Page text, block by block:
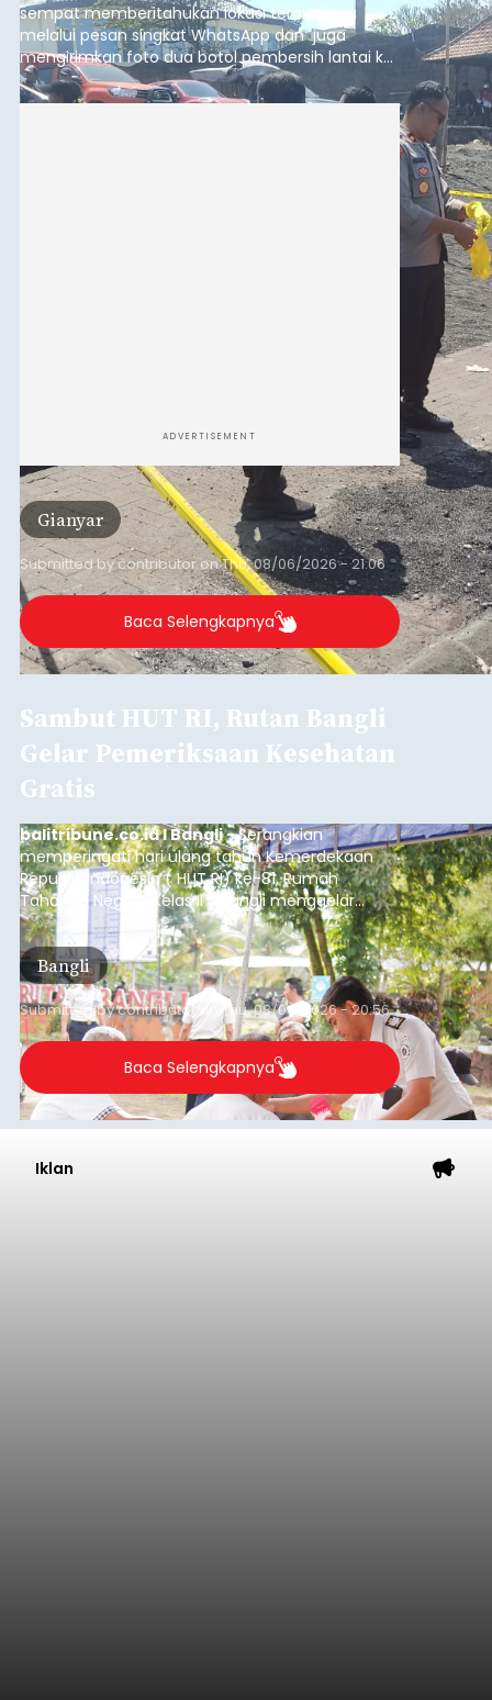
sempat memberitahukan lokasi terakhirnya
melalui pesan singkat WhatsApp dan juga
mengirimkan foto dua botol pembersih lantai ke
istrinya.
ADVERTISEMENT
Gianyar
Submitted bycontributoronThu, 08/06/2026 - 21:06
Baca Selengkapnya
Sambut HUT RI, Rutan Bangli
Gelar Pemeriksaan Kesehatan
Gratis
balitribune.co.id I Bangli -Serangkian
memperingati hari ulang tahun Kemerdekaan
Republik Indonesia ( HUT RI) ke-81, Rumah
Tahanan Negara Kelas II B Bangli menggelar
kegiatan pemeriksaan kesehatan gratis, Rabu
(6/8/2026).
Bangli
Submitted bycontributor Thu, 08/06/2026 - 20:56
Baca Selengkapnya
Iklan